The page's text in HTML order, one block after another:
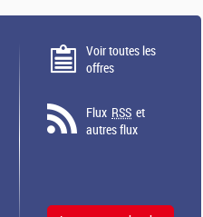
Voir toutes les
offres
Flux RSS et
autres flux